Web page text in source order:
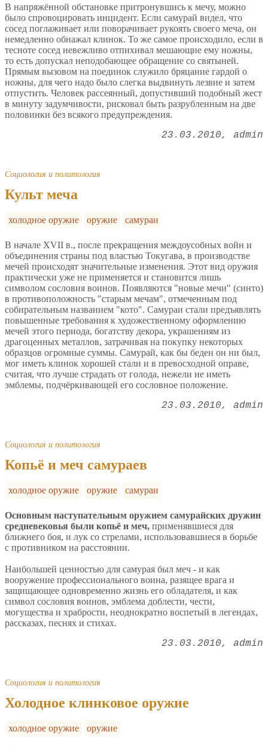
В напряжённой обстановке притронувшись к мечу, можно
было спровоцировать инцидент. Если самурай видел, что
сосед поглаживает или поворачивает рукоять своего меча, он
немедленно обнажал клинок. То же самое происходило, если в
тесноте сосед невежливо отпихивал мешающие ему ножны,
то есть допускал неподобающее обращение со святыней.
Прямым вызовом на поединок служило бряцание гардой о
ножны, для чего надо было слегка выдвинуть лезвие и затем
отпустить. Человек рассеянный, допустивший подобный жест
в минуту задумчивости, рисковал быть разрубленным на две
половинки без всякого предупреждения.
23.03.2010 admin
Социология и политология
Культ меча
холодное оружие оружие самураи
В начале XVII в., после прекращения междоусобных войн и
объединения страны под властью Токугава, в производстве
мечей происходят значительные изменения. Этот вид оружия
практически уже не применяется и становится лишь
символом сословия воинов. Появляются "новые мечи" (синто)
в противоположность "старым мечам", отмеченным под
собирательным названием "кото". Самураи стали предъявлять
повышенные требования к художественному оформлению
мечей этого периода, богатству декора, украшениям из
драгоценных металлов, затрачивая на покупку некоторых
образцов огромные суммы. Самурай, как бы беден он ни был,
мог иметь клинок хорошей стали и в превосходной оправе,
считая, что лучше страдать от голода, нежели не иметь
эмблемы, подчёркивающей его сословное положение.
23.03.2010 admin
Социология и политология
Копьё и меч самураев
холодное оружие оружие самураи
Основным наступательным оружием самурайских дружин
средневековья были копьё и меч, применявшиеся для
ближнего боя, и лук со стрелами, использовавшиеся в борьбе
с противником на расстоянии.
Наибольшей ценностью для самурая был меч - и как
вооружение профессионального воина, разящее врага и
защищающее одновременно жизнь его обладателя, и как
символ сословия воинов, эмблема доблести, чести,
могущества и храбрости, неоднократно воспетый в легендах,
рассказах, песнях и стихах.
23.03.2010 admin
Социология и политология
Холодное клинковое оружие
холодное оружие оружие